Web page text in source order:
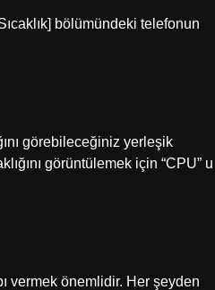
bölümündeki telefonun
görebileceğiniz yerleşik
görüntülemek için “CPU” u
vermek önemlidir. Her şeyden